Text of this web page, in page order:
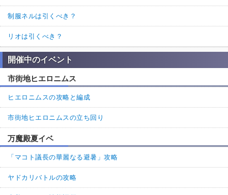
制服ネルは引くべき？
リオは引くべき？
開催中のイベント
市街地ヒエロニムス
ヒエロニムスの攻略と編成
市街地ヒエロニムスの立ち回り
万魔殿夏イベ
「マコト議長の華麗なる避暑」攻略
ヤドカリバトルの攻略